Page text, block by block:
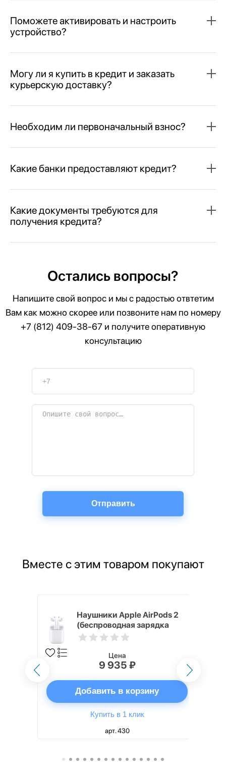
Поможете активировать и настроить
устройство?
Могу ли я купить в кредит и заказать
курьерскую доставку?
Необходим ли первоначальный взнос?
Какие банки предоставляют кредит?
Какие документы требуются для
получения кредита?
Остались вопросы?
Напишите свой вопрос и мы с радостью отвтетим
Вам как можно скорее или позвоните нам по номеру
+7 (812) 409-38-67 и получите оперативную
консультацию
Вместе с этим товаром покупают
Наушники Apple AirPods 2
(беспроводная зарядка
кейса)
Цена
9 935 ₽
Добавить в корзину
Купить в 1 клик
арт. 430